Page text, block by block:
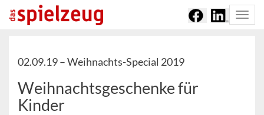
02.09.19 –Weihnachts-Special 2019
Weihnachtsgeschenke für
Kinder